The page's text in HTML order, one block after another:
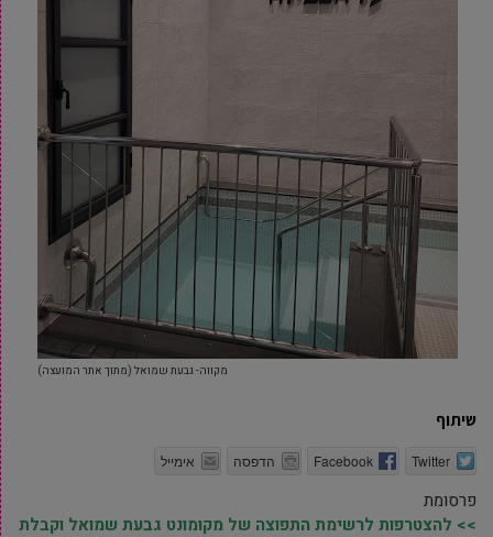
מקווה- גבעת שמואל (מתוך אתר המועצה)
שיתוף
Twitter
Facebook הדפסה אימייל
פרסומת
>> להצטרפות לרשימת התפוצה של מקומונט גבעת שמואל וקבלת